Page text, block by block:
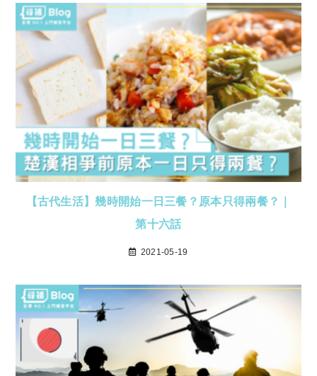
【古代生活】幾時開始一日三餐？原本只得兩餐？｜
第十六話
2021-05-19